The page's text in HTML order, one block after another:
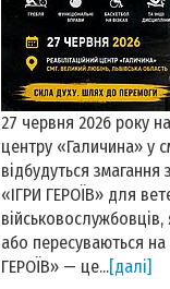
27 червня 2026 року
центру «Галичина» у
відбудуться
«ІГРИ ГЕРОЇВ» для
військовослужбовців,
або пересуваються на
ГЕРОЇВ» — це...[далі]